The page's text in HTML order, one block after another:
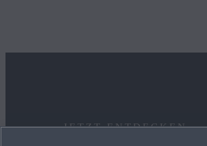
JETZT ENTDECKEN